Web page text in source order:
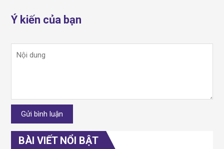
Ý kiến của bạn
BÀI VIẾT NỔI BẬT